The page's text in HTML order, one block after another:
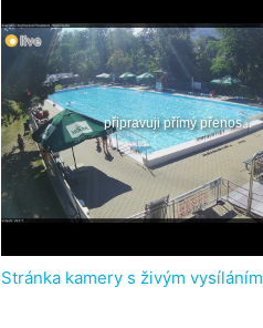
Stránka kamery s živým vysíláním